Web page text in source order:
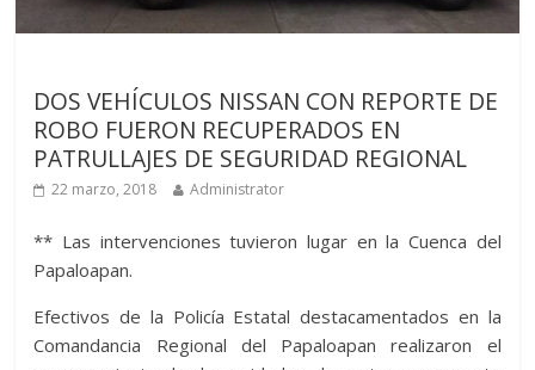
DOS VEHÍCULOS NISSAN CON REPORTE DE
ROBO FUERON RECUPERADOS EN
PATRULLAJES DE SEGURIDAD REGIONAL
22 marzo, 2018 Administrator
** Las intervenciones tuvieron lugar en la Cuenca del
Papaloapan.
Efectivos de la Policía Estatal destacamentados en la
Comandancia Regional del Papaloapan realizaron el